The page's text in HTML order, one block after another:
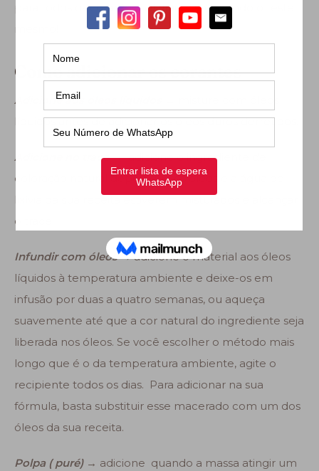
para todos os corantes naturais…. só fazendo o teste
Como adicionar os corantes
Adicione aos óleos líquidos →
líquidos antes de adicionar os óleos duros derretidos.
Adicione no trace →adicione o ingrediente de
coloração natural depois que os óleos e a água de
o trace
Infundir com óleos →adicione o material aos óleos
líquidos à temperatura ambiente e deixe-os em
infusão por duas a quatro semanas, ou aqueça
suavemente até que a cor natural do ingrediente seja
liberada nos óleos. Se você escolher o método mais
longo que é o da temperatura ambiente, agite o
recipiente todos os dias. Para adicionar na sua
fórmula, basta substituir esse macerado com um dos
óleos da sua receita.
Polpa ( puré) → adicione quando a massa atingir um